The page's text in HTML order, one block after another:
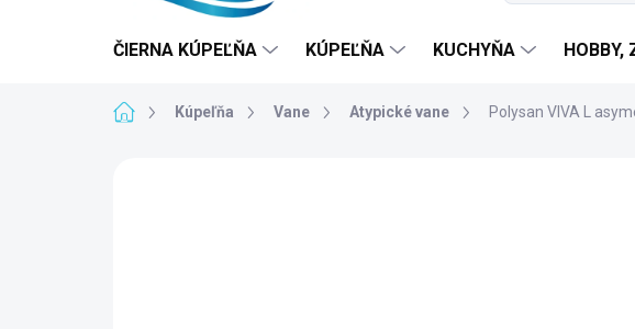
ČIERNA KÚPEĽŇA KÚPEĽŇA KUCHYŇA HOBBY,
DomovKúpeľňa Vane Atypické vane Polysan VIVA L